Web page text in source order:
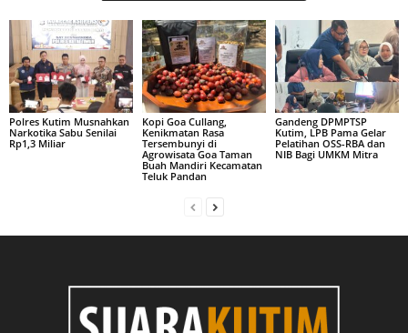
Polres Kutim Musnahkan
Narkotika Sabu Senilai
Rp1,3 Miliar
Kopi Goa Cullang,
Kenikmatan Rasa
Tersembunyi di
Agrowisata Goa Taman
Buah Mandiri Kecamatan
Teluk Pandan
Gandeng DPMPTSP
Kutim, LPB Pama Gelar
Pelatihan OSS-RBA dan
NIB Bagi UMKM Mitra